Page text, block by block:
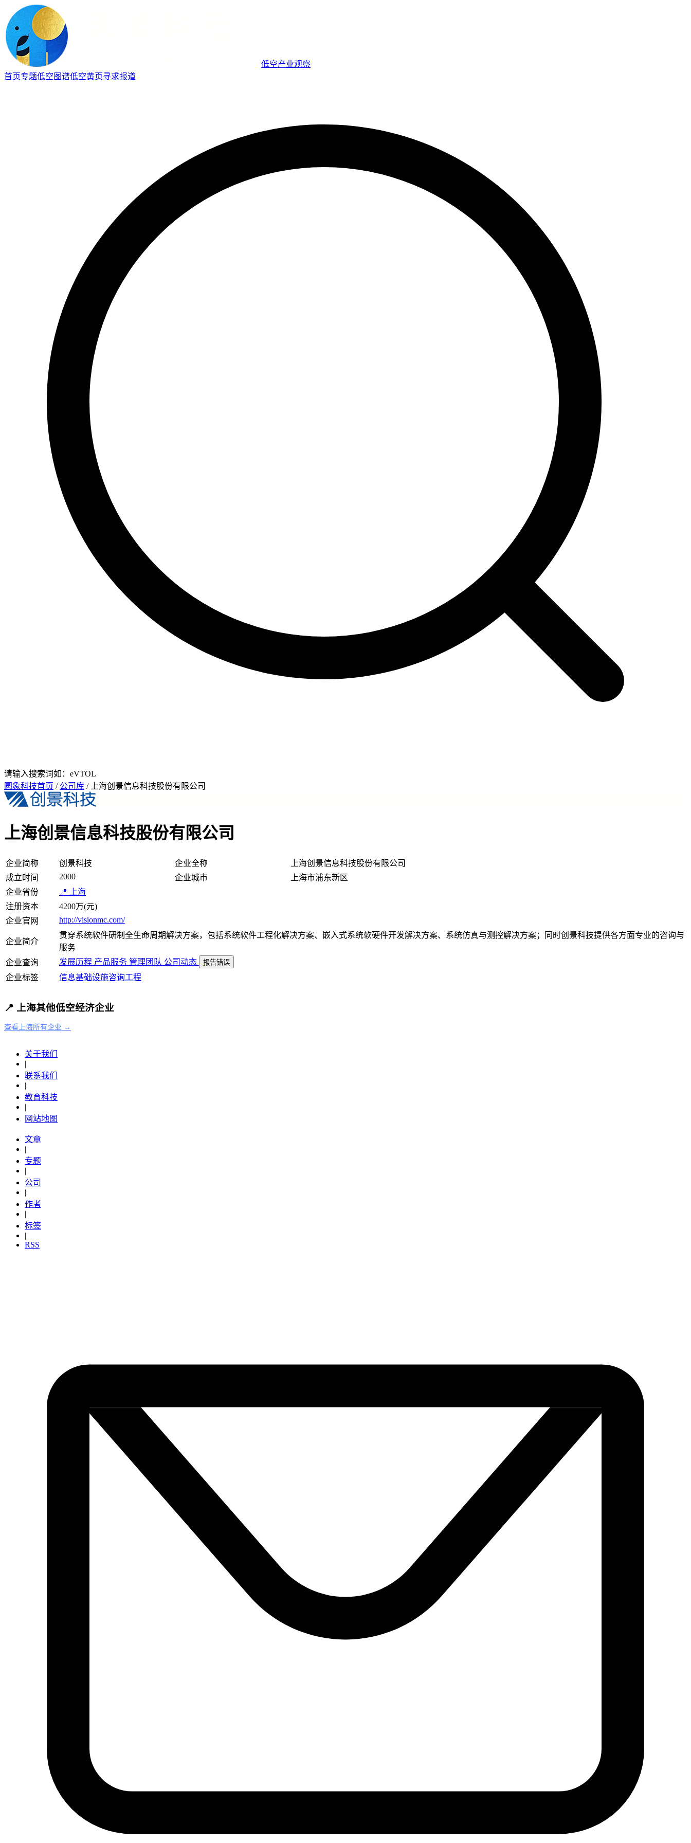
低空产业观察
首页专题低空图谱低空黄页寻求报道
请输入搜索词如：eVTOL
圆象科技首页 / 公司库 / 上海创景信息科技股份有限公司
上海创景信息科技股份有限公司
企业简称 创景科技 企业全称
上海创景信息科技股份有限公司
成立时间
2000 企业城市
上海市浦东新区
企业省份
📍 上海
注册资本
4200万(元)
企业官网
http://visionmc.com/
企业简介
贯穿系统软件研制全生命周期解决方案，包括系统软件工程化解决方案、嵌入式系统软硬件开发解决方案、系统仿真与测控解决方案；同时创景科技提供各方面专业的咨询与
服务
企业查询
发展历程 产品服务 管理团队 公司动态 报告错误
企业标签 信息基础设施咨询工程
📍 上海其他低空经济企业
查看上海所有企业 →
关于我们
|
联系我们
|
教育科技
|
网站地图
文章
|
专题
|
公司
|
作者
|
标签
|
RSS